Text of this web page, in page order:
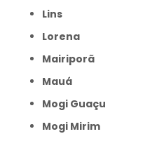
Lins
Lorena
Mairiporã
Mauá
Mogi Guaçu
Mogi Mirim